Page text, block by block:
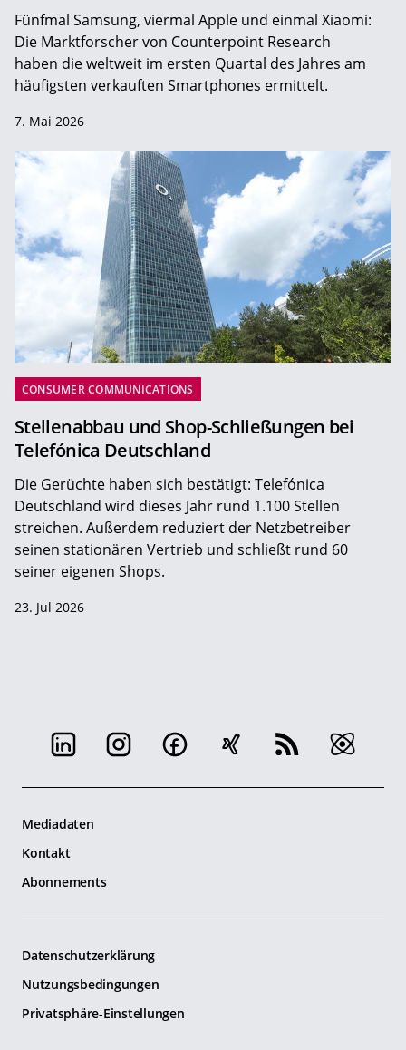
Fünfmal Samsung, viermal Apple und einmal Xiaomi:
Die Marktforscher von Counterpoint Research
haben die weltweit im ersten Quartal des Jahres am
häufigsten verkauften Smartphones ermittelt.
7. Mai 2026
CONSUMER COMMUNICATIONS
Stellenabbau und Shop-Schließungen bei
Telefónica Deutschland
Die Gerüchte haben sich bestätigt: Telefónica
Deutschland wird dieses Jahr rund 1.100 Stellen
streichen. Außerdem reduziert der Netzbetreiber
seinen stationären Vertrieb und schließt rund 60
seiner eigenen Shops.
23. Jul 2026
Mediadaten
Kontakt
Abonnements
Datenschutzerklärung
Nutzungsbedingungen
Privatsphäre-Einstellungen